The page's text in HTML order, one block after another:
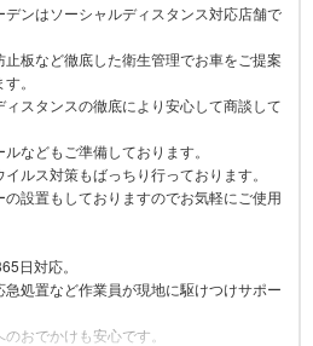
デンはソーシャルディスタンス対応店舗で
止板など徹底した衛生管理でお車をご提案
。
ィスタンスの徹底により安心して商談して
などもご準備しております。
ルス対策もばっちり行っております。
の設置もしておりますのでお気軽にご使用
日対応。
急処置など作業員が現地に駆けつけサポー
おでかけも安心です。